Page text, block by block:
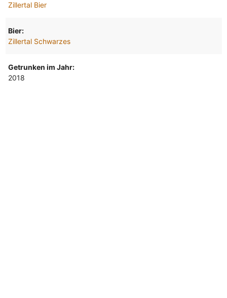
Zillertal Bier
Bier:
Zillertal Schwarzes
Getrunken im Jahr:
2018